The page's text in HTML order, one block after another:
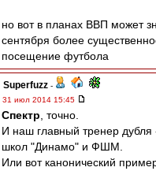
но вот в планах ВВП может
сентября более
посещение футбола
Superfuzz -
31 июл 2014 15:45
Спектр , точно.
И наш главный тренер дубля
школ "Динамо" и ФШМ.
Или вот канонический